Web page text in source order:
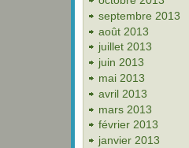
septembre 2013
août 2013
juillet 2013
juin 2013
mai 2013
avril 2013
mars 2013
février 2013
janvier 2013